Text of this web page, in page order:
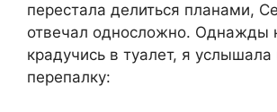
перестала делиться планами,
отвечал односложно. Однажды
крадучись в туалет, я услышала
перепалку: